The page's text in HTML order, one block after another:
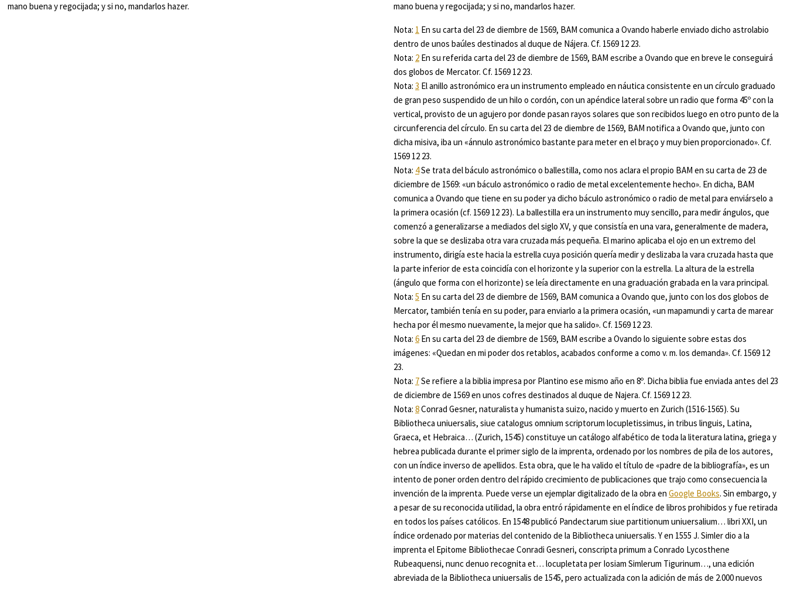
mano buena y regocijada; y si no, mandarlos hazer.
mano buena y regocijada; y si no, mandarlos hazer.
Nota: 1 En su carta del 23 de diembre de 1569, BAM comunica a Ovando haberle enviado dicho astrolabio
dentro de unos baúles destinados al duque de Nájera. Cf. 1569 12 23.
Nota: 2 En su referida carta del 23 de diembre de 1569, BAM escribe a Ovando que en breve le conseguirá
dos globos de Mercator. Cf. 1569 12 23.
Nota: 3 El anillo astronómico era un instrumento empleado en náutica consistente en un círculo graduado
de gran peso suspendido de un hilo o cordón, con un apéndice lateral sobre un radio que forma 45º con la
vertical, provisto de un agujero por donde pasan rayos solares que son recibidos luego en otro punto de la
circunferencia del círculo. En su carta del 23 de diembre de 1569, BAM notifica a Ovando que, junto con
dicha misiva, iba un «ánnulo astronómico bastante para meter en el braço y muy bien proporcionado». Cf.
1569 12 23.
Nota: 4Se trata del báculo astronómico o ballestilla, como nos aclara el propio BAM en su carta de 23 de
diciembre de 1569: «un báculo astronómico o radio de metal excelentemente hecho». En dicha, BAM
comunica a Ovando que tiene en su poder ya dicho báculo astronómico o radio de metal para enviárselo a
la primera ocasión (cf. 1569 12 23). La ballestilla era un instrumento muy sencillo, para medir ángulos, que
comenzó a generalizarse a mediados del siglo XV, y que consistía en una vara, generalmente de madera,
sobre la que se deslizaba otra vara cruzada más pequeña. El marino aplicaba el ojo en un extremo del
instrumento, dirigía este hacia la estrella cuya posición quería medir y deslizaba la vara cruzada hasta que
la parte inferior de esta coincidía con el horizonte y la superior con la estrella. La altura de la estrella
(ángulo que forma con el horizonte) se leía directamente en una graduación grabada en la vara principal.
Nota: 5 En su carta del 23 de diembre de 1569, BAM comunica a Ovando que, junto con los dos globos de
Mercator, también tenía en su poder, para enviarlo a la primera ocasión, «un mapamundi y carta de marear
hecha por él mesmo nuevamente, la mejor que ha salido». Cf. 1569 12 23.
Nota: 6 En su carta del 23 de diembre de 1569, BAM escribe a Ovando lo siguiente sobre estas dos
imágenes: «Quedan en mi poder dos retablos, acabados conforme a como v. m. los demanda». Cf. 1569 12
23.
Nota: 7Se refiere a la biblia impresa por Plantino ese mismo año en 8º. Dicha biblia fue enviada antes del 23
de diciembre de 1569 en unos cofres destinados al duque de Najera. Cf. 1569 12 23.
Nota: 8Conrad Gesner, naturalista y humanista suizo, nacido y muerto en Zurich (1516-1565). Su
Bibliotheca uniuersalis, siue catalogus omnium scriptorum locupletissimus, in tribus linguis, Latina,
Graeca, et Hebraica… (Zurich, 1545) constituye un catálogo alfabético de toda la literatura latina, griega y
hebrea publicada durante el primer siglo de la imprenta, ordenado por los nombres de pila de los autores,
con un índice inverso de apellidos. Esta obra, que le ha valido el título de «padre de la bibliografía», es un
intento de poner orden dentro del rápido crecimiento de publicaciones que trajo como consecuencia la
invención de la imprenta. Puede verse un ejemplar digitalizado de la obra en Google Books. Sin embargo, y
a pesar de su reconocida utilidad, la obra entró rápidamente en el índice de libros prohibidos y fue retirada
en todos los países católicos. En 1548 publicó Pandectarum siue partitionum uniuersalium… libri XXI, un
índice ordenado por materias del contenido de la Bibliotheca uniuersalis. Y en 1555 J. Simler dio a la
imprenta el Epitome Bibliothecae Conradi Gesneri, conscripta primum a Conrado Lycosthene
Rubeaquensi, nunc denuo recognita et… locupletata per Iosiam Simlerum Tigurinum…, una edición
abreviada de la Bibliotheca uniuersalis de 1545, pero actualizada con la adición de más de 2.000 nuevos